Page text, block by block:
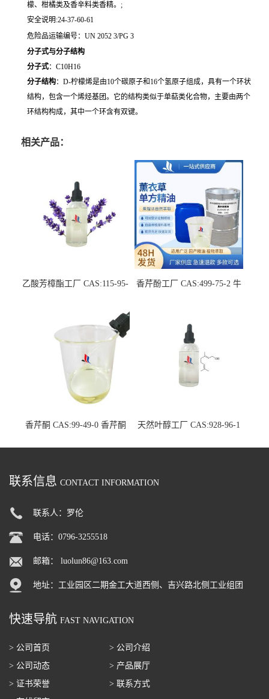
檬、柑橘类及香辛料类香精。;
安全说明:24-37-60-61
危险品运输编号：UN 2052 3/PG 3
分子式与分子结构
分子式：C10H16
分子结构：D-柠檬烯是由10个碳原子和16个氢原子组成，具有一个环状
结构，包含一个烯烃基团。它的结构类似于单萜类化合物，主要由两个
环结构构成，其中一个环含有双键。
相关产品：
乙酸芳樟酯工厂 CAS:115-95-
香芹酚工厂 CAS:499-75-2 牛
香芹酮 CAS:99-49-0 香芹酮
天然叶醇工厂 CAS:928-96-1
联系信息 CONTACT INFORMATION
联系人：罗伦
电话：0796-3255518
邮箱： luolun86@163.com
地址：工业园区二期金工大道西侧、吉兴路北侧工业组团
快速导航 FAST NAVIGATION
> 公司首页
> 公司介绍
> 公司动态
> 产品展厅
> 证书荣誉
> 联系方式